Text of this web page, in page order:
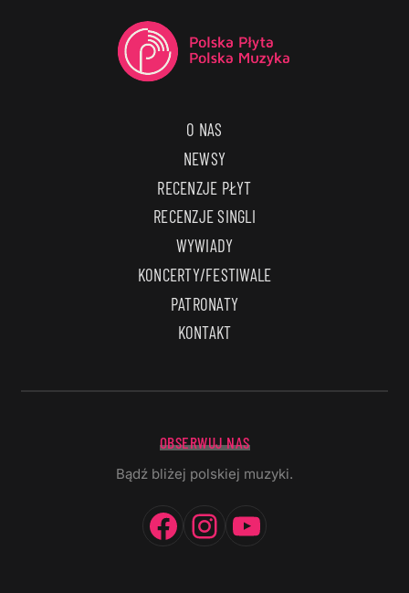
O NAS
NEWSY
RECENZJE PŁYT
RECENZJE SINGLI
WYWIADY
KONCERTY/FESTIWALE
PATRONATY
KONTAKT
OBSERWUJ NAS
Bądź bliżej polskiej muzyki.
Facebook
Instagram